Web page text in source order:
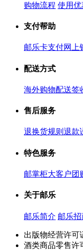
购物流程 使用优
支付帮助
邮乐卡支付网上
配送方式
海外购物配送签
售后服务
退换货规则 退款
特色服务
邮掌柜大客户团
关于邮乐
邮乐简介 邮乐
出版物经营许可
酒类商品零售许